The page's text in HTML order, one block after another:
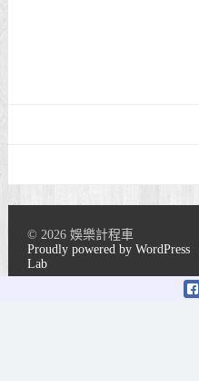
© 2026 娛樂計程車
Proudly powered by WordPress
Lab